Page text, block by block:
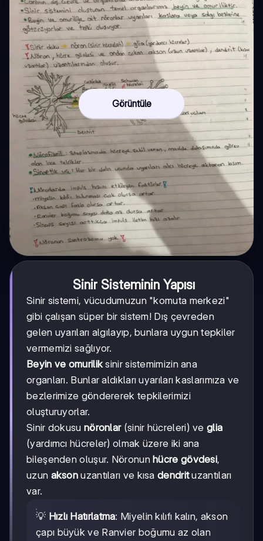
Görüntüle
Sinir Sisteminin Yapısı
Sinir sistemi, vücudumuzun "komuta merkezi"
gibi çalışan süper bir sistem! Dış çevreden
gelen uyarıları algılayıp, bunlara uygun tepkiler
vermemizi sağlıyor.
Beyin ve omurilik sinir sistemimizin ana
organları. Bunlar aldıkları uyarıları kaslarımıza ve
bezlerimize göndererek tepkilerimizi
oluşturuyorlar.
Sinir dokusu nöronlar(sinir hücreleri) ve glia
(yardımcı hücreler) olmak üzere iki ana
bileşenden oluşur. Nöronunhücre gövdesi,
uzun akson uzantıları ve kısa dendrituzantıları
var.
💡 Hızlı Hatırlatma: Miyelin kılıfı kalın, akson
çapı büyük ve Ranvier boğumu az olan